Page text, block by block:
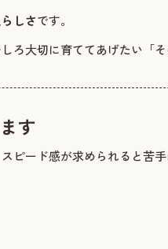
しさです。
ろ大切に育ててあげたい「
す
ピード感が求められると苦